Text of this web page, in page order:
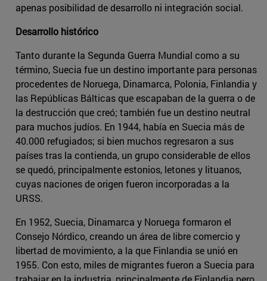
apenas posibilidad de desarrollo ni integración social.
Desarrollo histórico
Tanto durante la Segunda Guerra Mundial como a su
término, Suecia fue un destino importante para personas
procedentes de Noruega, Dinamarca, Polonia, Finlandia y
las Repúblicas Bálticas que escapaban de la guerra o de
la destrucción que creó; también fue un destino neutral
para muchos judíos. En 1944, había en Suecia más de
40.000 refugiados; si bien muchos regresaron a sus
países tras la contienda, un grupo considerable de ellos
se quedó, principalmente estonios, letones y lituanos,
cuyas naciones de origen fueron incorporadas a la
URSS.
En 1952, Suecia, Dinamarca y Noruega formaron el
Consejo Nórdico, creando un área de libre comercio y
libertad de movimiento, a la que Finlandia se unió en
1955. Con esto, miles de migrantes fueron a Suecia para